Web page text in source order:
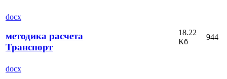
docx
методика расчета
Транспорт
18.22
Кб
944
docx